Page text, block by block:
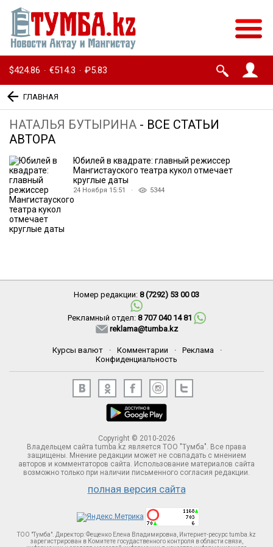
$424.86 · €514.3 · ₽5.83
ГЛАВНАЯ
НАТАЛЬЯ БУТЫРИНА - ВСЕ СТАТЬИ
АВТОРА
Юбилей в квадрате: главный режиссер
Мангистауского театра кукол отмечает
круглые даты
24 Ноября 15:51 · 5344
Номер редакции: 8 (7292) 53 00 03
Рекламный отдел: 8 707 040 14 81
reklama@tumba.kz
Курсы валют · Комментарии · Реклама
·
Конфиденциальность
Copyright © 2010-2026
Владельцем сайта tumba.kz является ТОО "Тумба". Все права
защищены. Мнение редакции может не совпадать с мнением
авторов и комментаторов сайта. Использование материалов сайта
возможно только при наличии письменного согласия редакции.
полная версия сайта
ТОО "Тумба". Директор: Фещенко Елена Владимировна, Интернет-ресурс tumba.kz
зарегистрирован в Комитете госудаственного контроля в области связи,